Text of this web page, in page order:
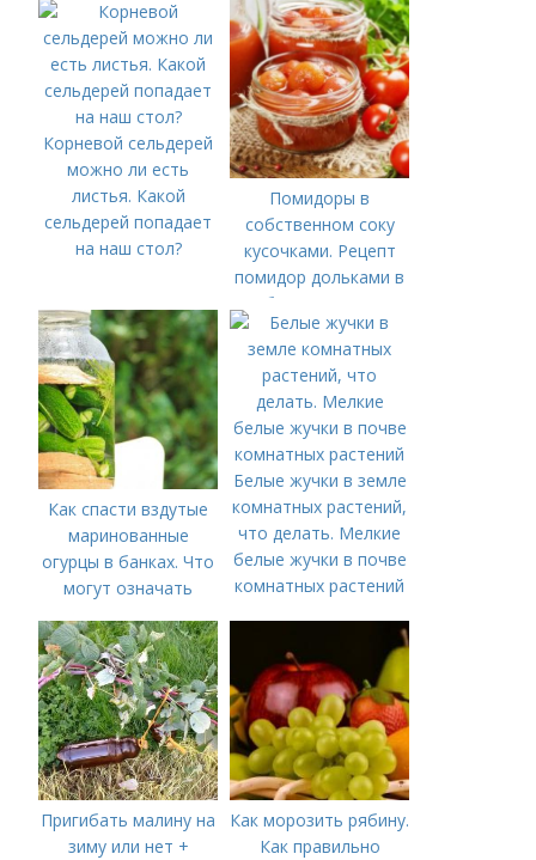
Корневой сельдерей
можно ли есть
листья. Какой
сельдерей попадает
на наш стол?
Помидоры в
собственном соку
кусочками. Рецепт
помидор дольками в
собственном соку
Как спасти вздутые
маринованные
огурцы в банках. Что
могут означать
вздувшиеся банки?
Белые жучки в земле
комнатных растений,
что делать. Мелкие
белые жучки в почве
комнатных растений
Пригибать малину на
зиму или нет +
Как морозить рябину.
Как правильно